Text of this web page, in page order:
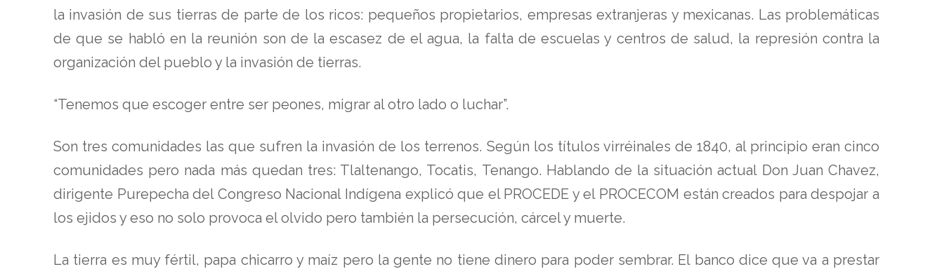
la invasión de sus tierras de parte de los ricos: pequeños propietarios, empresas extranjeras y mexicanas. Las problemáticas
de que se habló en la reunión son de la escasez de el agua, la falta de escuelas y centros de salud, la represión contra la
organización del pueblo y la invasión de tierras.
“Tenemos que escoger entre ser peones, migrar al otro lado o luchar”.
Son tres comunidades las que sufren la invasión de los terrenos. Según los títulos virréinales de 1840, al principio eran cinco
comunidades pero nada más quedan tres: Tlaltenango, Tocatis, Tenango. Hablando de la situación actual Don Juan Chavez,
dirigente Purepecha del Congreso Nacional Indígena explicó que el PROCEDE y el PROCECOM están creados para despojar a
los ejidos y eso no solo provoca el olvido pero también la persecución, cárcel y muerte.
La tierra es muy fértil, papa chicarro y maíz pero la gente no tiene dinero para poder sembrar. El banco dice que va a prestar